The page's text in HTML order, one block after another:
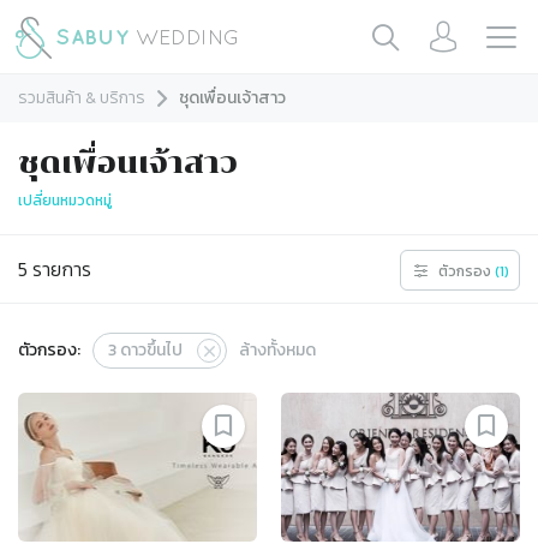
รวมสินค้า & บริการ ชุดเพื่อนเจ้าสาว
ชุดเพื่อนเจ้าสาว
เปลี่ยนหมวดหมู่
5 รายการ ตัวกรอง (1)
ตัวกรอง: 3ดาวขึ้นไป ล้างทั้งหมด